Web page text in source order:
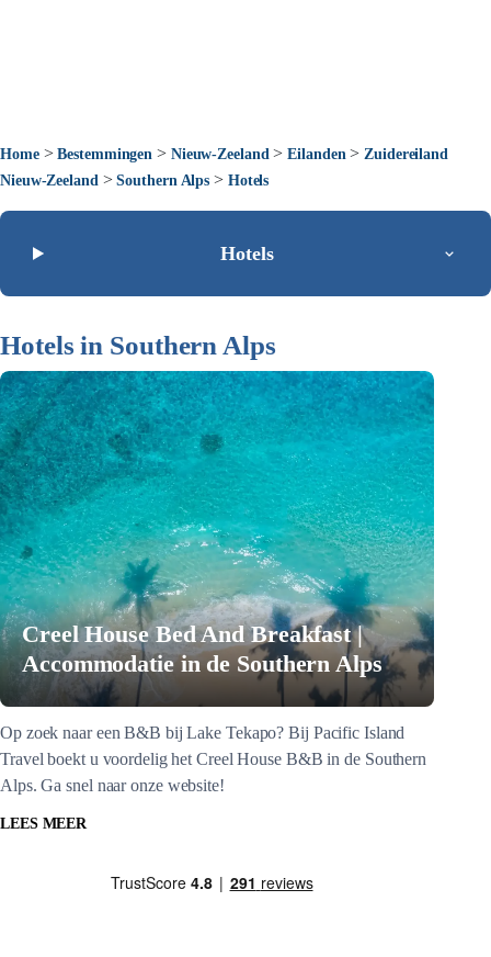
Home>Bestemmingen > Nieuw-Zeeland >Eilanden > Zuidereiland
Nieuw-Zeeland >Southern Alps > Hotels
Hotels
Hotels in Southern Alps
Creel House Bed And Breakfast |
Accommodatie in de Southern Alps
Op zoek naar een B&B bij Lake Tekapo? Bij Pacific Island
Travel boekt u voordelig het Creel House B&B in de Southern
Alps. Ga snel naar onze website!
LEES MEER